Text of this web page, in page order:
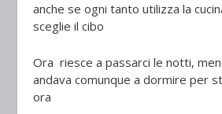
anche se ogni tanto utilizza la
sceglie il cibo
Ora riesce a passarci le notti,
andava comunque a dormire per
ora